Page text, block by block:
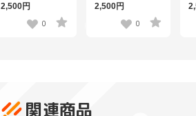
女学院スクールアイ
ラボ第三弾 ぽけっこ
（ぬいぐるみマスコ
2,500円
0
女学院スクールアイ
ラボ第三弾 ぽけっこ
（ぬいぐるみマスコ
2,500円
0
関連商品